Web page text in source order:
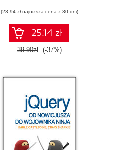
(23,94 zł najniższa cena z 30 dni)
25.14 zł
39.90zł (-37%)